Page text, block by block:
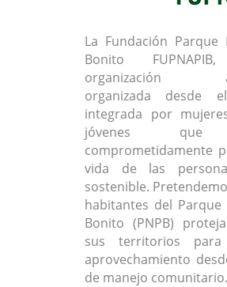
La Fundación Parque
Bonito
organización
organizada desde
integrada por
jóvenes que
comprometidamente
vida de las
sostenible.
habitantes del Parque
Bonito (PNPB)
sus territorios
aprovechamiento
de manejo comunitario.